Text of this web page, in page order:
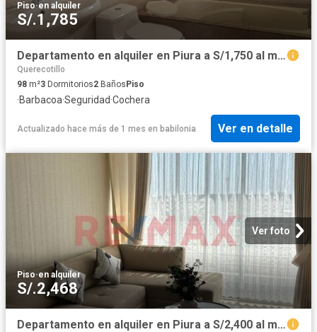
Piso·en alquiler
S/.1,785
Departamento en alquiler en Piura a S/1,750 al mes
Querecotillo
98 m²3 Dormitorios2 BañosPiso
·Barbacoa·Seguridad·Cochera
Actualizado hace más de 1 mes en babilonia Ver en detalle
Ver foto
Piso·en alquiler
S/.2,468
Departamento en alquiler en Piura a S/2,400 al mes